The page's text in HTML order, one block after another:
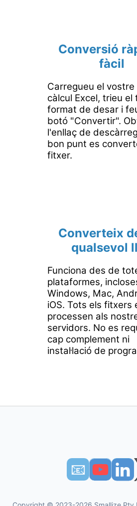
Conversió
fàcil
Carregueu el vostre
càlcul Excel, trieu el
format de desar i
botó "Convertir".
l'enllaç de
bon punt es
fitxer.
Converteix
qualsevol
Funciona des de
plataformes,
Windows, Mac,
iOS. Tots els fitxers
processen als
servidors. No es
cap complement ni
instal·lació de
📧︎